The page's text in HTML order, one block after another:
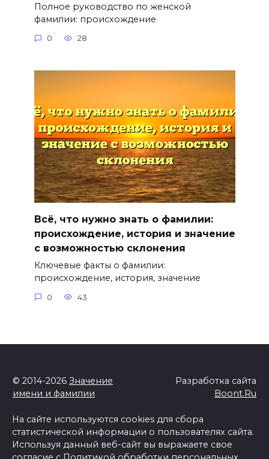
Полное руководство по женской
фамилии: происхождение
0 28
Всё, что нужно знать о фамилии:
происхождение, история и значение
с возможностью склонения
Ключевые факты о фамилии:
происхождение, история, значение
0 43
© 2014-2026 Значение
имени и фамилии
Разработка сайта
Boont.Ru
На сайте используются cookies для сбора
статистической информации о пользователях сайта.
Используя данный веб-сайт вы выражаете свое